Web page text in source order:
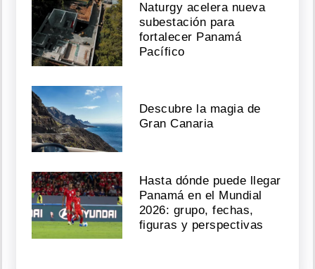
Naturgy acelera nueva
subestación para
fortalecer Panamá
Pacífico
Descubre la magia de
Gran Canaria
Hasta dónde puede llegar
Panamá en el Mundial
2026: grupo, fechas,
figuras y perspectivas